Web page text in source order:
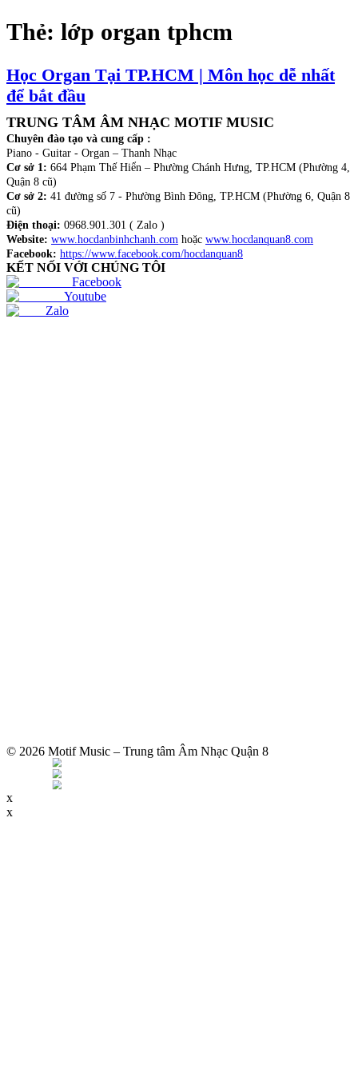
Thẻ: lớp organ tphcm
Học Organ Tại TP.HCM | Môn học dễ nhất
để bắt đầu
TRUNG TÂM ÂM NHẠC MOTIF MUSIC
Chuyên đào tạo và cung cấp :
Piano - Guitar - Organ – Thanh Nhạc
Cơ sở 1: 664 Phạm Thế Hiển – Phường Chánh Hưng, TP.HCM (Phường 4,
Quận 8 cũ)
Cơ sở 2: 41 đường số 7 - Phường Bình Đông, TP.HCM (Phường 6, Quận 8
cũ)
Điện thoại: 0968.901.301 ( Zalo )
Website: www.hocdanbinhchanh.com hoặc www.hocdanquan8.com
Facebook: https://www.facebook.com/hocdanquan8
KẾT NỐI VỚI CHÚNG TÔI
Facebook
Youtube
Zalo
© 2026 Motif Music – Trung tâm Âm Nhạc Quận 8
x
x